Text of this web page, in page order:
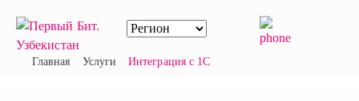
Главная Услуги Интеграция с 1С